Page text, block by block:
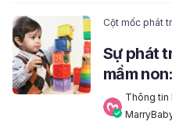
Cột mốc phát
Sự phát
mầm
vậtThông tin